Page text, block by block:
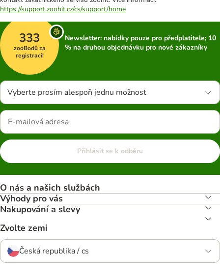
https://support.zoohit.cz/cs/support/home
333
zooBodů za
registraci!
Newsletter: nabídky pouze pro předplatitele; 10
% na druhou objednávku pro nové zákazníky
Vyberte prosím alespoň jednu možnost
Přihlásit se k odběru
O nás a našich službách
Výhody pro vás
Nakupování a slevy
Zvolte zemi
Česká republika / cs